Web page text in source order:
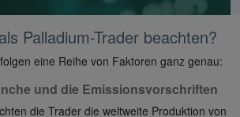
Palladium-Trader beachten?
eine Reihe von Faktoren ganz genau:
und die Emissionsvorschriften
die Trader die weltweite Produktion von